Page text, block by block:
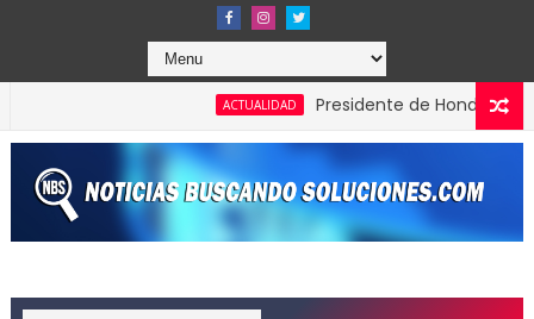
ACTUALIDAD Presidente de Honduras